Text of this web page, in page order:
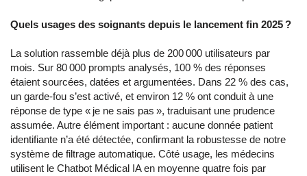
Quels usages des soignants depuis le lancement fin 2025 ?
La solution rassemble déjà plus de 200 000 utilisateurs par
mois. Sur 80 000 prompts analysés, 100 % des réponses
étaient sourcées, datées et argumentées. Dans 22 % des cas,
un garde-fou s’est activé, et environ 12 % ont conduit à une
réponse de type « je ne sais pas », traduisant une prudence
assumée. Autre élément important : aucune donnée patient
identifiante n’a été détectée, confirmant la robustesse de notre
système de filtrage automatique. Côté usage, les médecins
utilisent le Chatbot Médical IA en moyenne quatre fois par